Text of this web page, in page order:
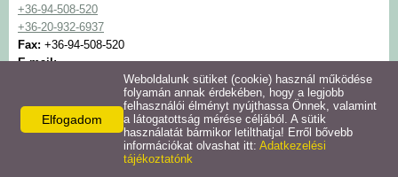
+36-94-508-520
+36-20-932-6937
Fax: +36-94-508-520
E-mail:
vanettbt@t-online.hu
© 2026 - Szombathely Város Erkel Kórus Egyesület
Adatkezelési tájékoztató Oldal információk
Impresszum
Elfogadom
Weboldalunk sütiket (cookie) használ működése
folyamán annak érdekében, hogy a legjobb
felhasználói élményt nyújthassa Önnek, valamint
a látogatottság mérése céljából. A sütik
használatát bármikor letilthatja! Erről bővebb
információkat olvashat itt: Adatkezelési
tájékoztatónk